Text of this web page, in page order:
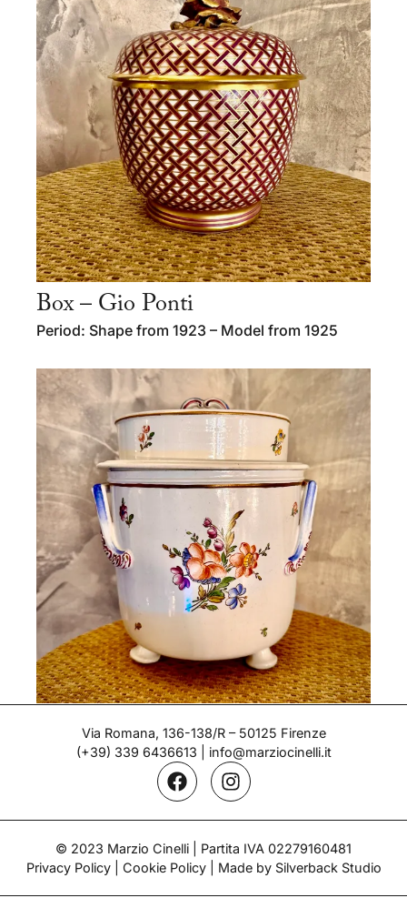
Box – Gio Ponti
Period: Shape from 1923 – Model from 1925
Ice bucket – Doccia
Period: 1770-1780
Via Romana, 136-138/R – 50125 Firenze
(+39) 339 6436613
info@marziocinelli.it
© 2023 Marzio Cinelli | Partita IVA 02279160481
Privacy Policy| Cookie Policy| Made by Silverback Studio